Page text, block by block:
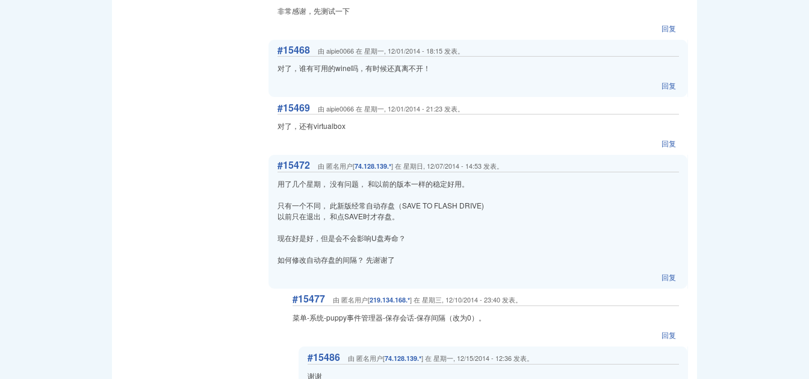
非常感谢，先测试一下
回复
#15468 由 aipie0066 在 星期一, 12/01/2014 - 18:15 发表。
对了，谁有可用的wine吗，有时候还真离不开！
回复
#15469 由 aipie0066 在 星期一, 12/01/2014 - 21:23 发表。
对了，还有virtualbox
回复
#15472 由 匿名用户[74.128.139.*] 在 星期日, 12/07/2014 - 14:53 发表。
用了几个星期， 没有问题， 和以前的版本一样的稳定好用。
只有一个不同， 此新版经常自动存盘（SAVE TO FLASH DRIVE)
以前只在退出， 和点SAVE时才存盘。
现在好是好，但是会不会影响U盘寿命？
如何修改自动存盘的间隔？ 先谢谢了
回复
#15477 由 匿名用户[219.134.168.*] 在 星期三, 12/10/2014 - 23:40 发表。
菜单-系统-puppy事件管理器-保存会话-保存间隔（改为0）。
回复
#15486 由 匿名用户[74.128.139.*] 在 星期一, 12/15/2014 - 12:36 发表。
谢谢